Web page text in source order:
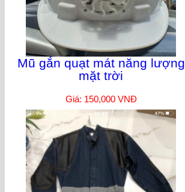
Mũ gắn quạt mát năng lượng
mặt trời
Giá: 150,000 VNĐ